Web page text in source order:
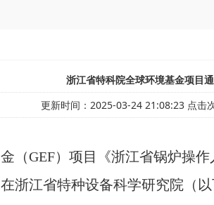
浙江省特科院全球环境基金项目
更新时间：2025-03-24 21:08:23 点击
（GEF）项目《浙江省锅炉操
浙江省特种设备科学研究院（以